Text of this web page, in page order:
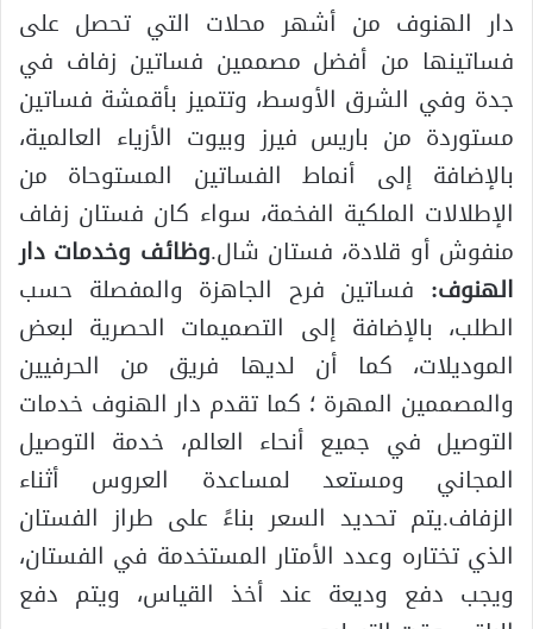
دار الهنوف من أشهر محلات التي تحصل على
فساتينها من أفضل مصممين فساتين زفاف في
جدة وفي الشرق الأوسط، وتتميز بأقمشة فساتين
مستوردة من باريس فيرز وبيوت الأزياء العالمية،
بالإضافة إلى أنماط الفساتين المستوحاة من
الإطلالات الملكية الفخمة، سواء كان فستان زفاف
منفوش أو قلادة، فستان شال.وظائف وخدمات دار
الهنوف: فساتين فرح الجاهزة والمفصلة حسب
الطلب، بالإضافة إلى التصميمات الحصرية لبعض
الموديلات، كما أن لديها فريق من الحرفيين
والمصممين المهرة ؛ كما تقدم دار الهنوف خدمات
التوصيل في جميع أنحاء العالم، خدمة التوصيل
المجاني ومستعد لمساعدة العروس أثناء
الزفاف.يتم تحديد السعر بناءً على طراز الفستان
الذي تختاره وعدد الأمتار المستخدمة في الفستان،
ويجب دفع وديعة عند أخذ القياس، ويتم دفع